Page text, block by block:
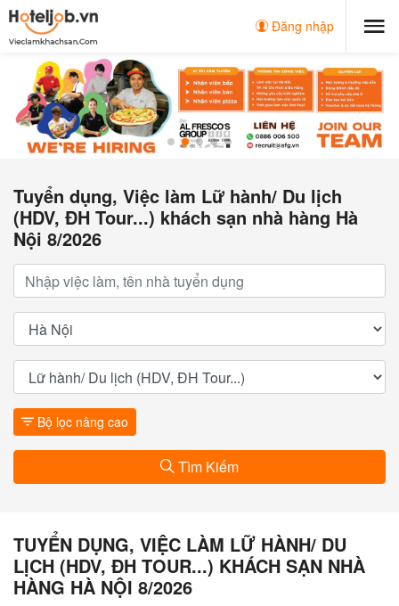
Đăng nhập
Tuyển dụng, Việc làm Lữ hành/ Du lịch
(HDV, ĐH Tour...) khách sạn nhà hàng Hà
Nội 8/2026
Bộ lọc nâng cao
Tìm Kiếm
TUYỂN DỤNG, VIỆC LÀM LỮ HÀNH/ DU
LỊCH (HDV, ĐH TOUR...) KHÁCH SẠN NHÀ
HÀNG HÀ NỘI 8/2026